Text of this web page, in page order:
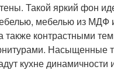
Такой яркий фон
мебелью из МДФ
также контрастными
Насыщенные
кухне динамичности